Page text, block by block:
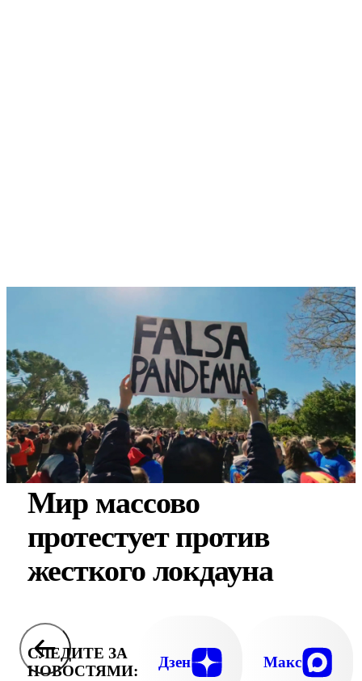
Мир массово
протестует против
жесткого локдауна
СЛЕДИТЕ ЗА
НОВОСТЯМИ:
Дзен Макс